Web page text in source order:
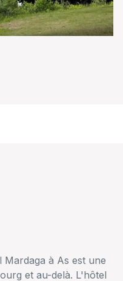
Mardaga à As est une
et au-delà. L'hôtel